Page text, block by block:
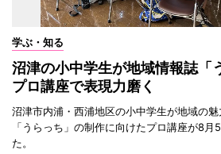
学ぶ・知る
沼津の小中学生が地域情報誌
プロ講座で表現力磨く
沼津市内浦・西浦地区の小中学生が地域の
「うらっち」の制作に向けたプロ講座が8
た。